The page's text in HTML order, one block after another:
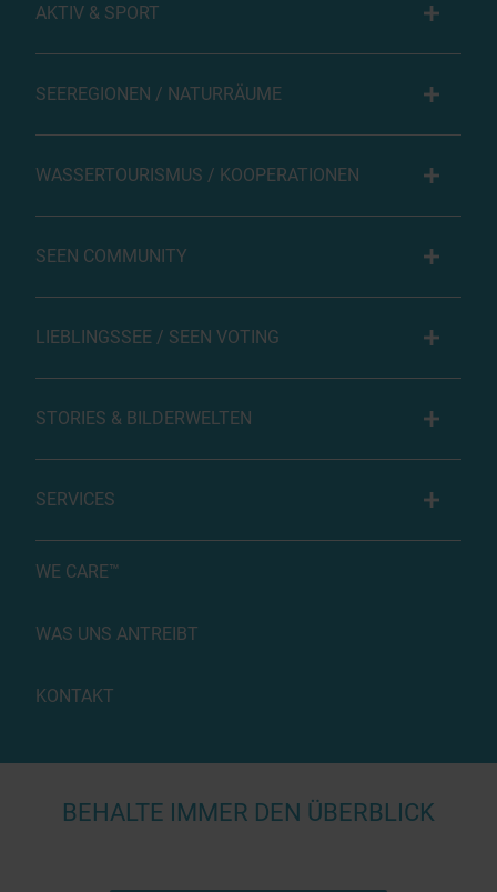
AKTIV & SPORT
SEEREGIONEN / NATURRÄUME
WASSERTOURISMUS / KOOPERATIONEN
SEEN COMMUNITY
LIEBLINGSSEE / SEEN VOTING
STORIES & BILDERWELTEN
SERVICES
WE CARE™
WAS UNS ANTREIBT
KONTAKT
BEHALTE IMMER DEN ÜBERBLICK